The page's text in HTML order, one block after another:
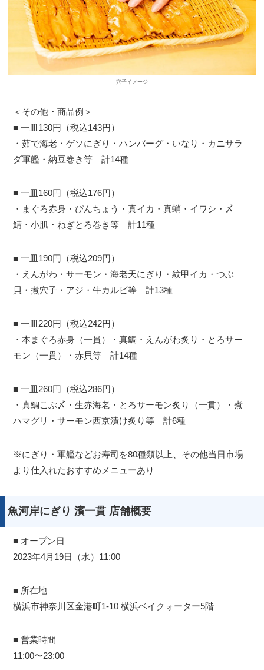
穴子イメージ
＜その他・商品例＞
■ 一皿130円（税込143円）
・茹で海老・ゲソにぎり・ハンバーグ・いなり・カニサラ
ダ軍艦・納豆巻き等 計14種
■ 一皿160円（税込176円）
・まぐろ赤身・びんちょう・真イカ・真蛸・イワシ・〆
鯖・小肌・ねぎとろ巻き等 計11種
■ 一皿190円（税込209円）
・えんがわ・サーモン・海老天にぎり・紋甲イカ・つぶ
貝・煮穴子・アジ・牛カルビ等 計13種
■ 一皿220円（税込242円）
・本まぐろ赤身（一貫）・真鯛・えんがわ炙り・とろサー
モン（一貫）・赤貝等 計14種
■ 一皿260円（税込286円）
・真鯛こぶ〆・生赤海老・とろサーモン炙り（一貫）・煮
ハマグリ・サーモン西京漬け炙り等 計6種
※にぎり・軍艦などお寿司を80種類以上、その他当日市場
より仕入れたおすすめメニューあり
魚河岸にぎり 濱一貫 店舗概要
■ オープン日
2023年4月19日（水）11:00
■ 所在地
横浜市神奈川区金港町1-10 横浜ベイクォーター5階
■ 営業時間
11:00〜23:00